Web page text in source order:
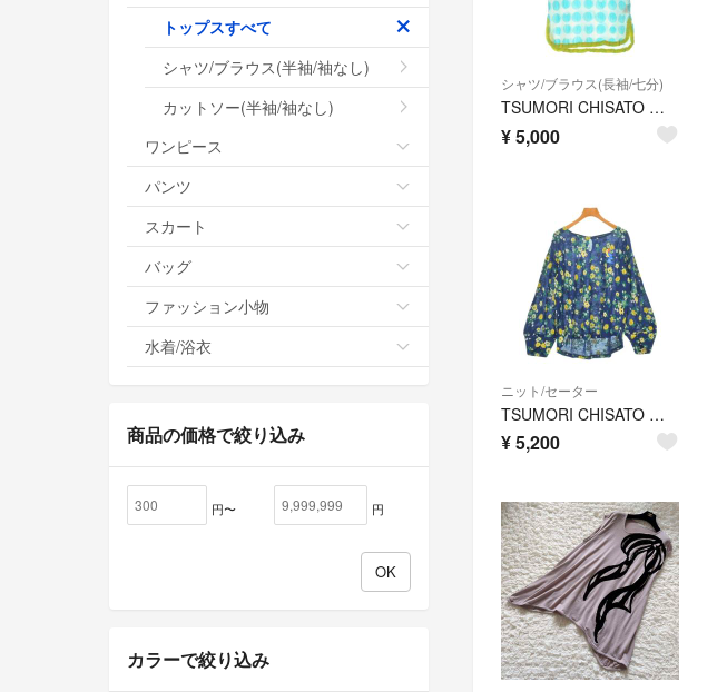
シャツ/ブラウス(長袖/七分)
TSUMORI CHISATO ツモリチサト ブラウス M 白 【古着】【中古】【送料無料】
¥5,000
ニット/セーター
TSUMORI CHISATO ツモリチサト ニット・セーター M 紺 【古着】【中古】【送料無料】
¥5,200
トップスすべて
シャツ/ブラウス(半袖/袖なし)
カットソー(半袖/袖なし)
ワンピース
パンツ
スカート
バッグ
ファッション小物
水着/浴衣
商品の価格で絞り込み
円〜 円
カラーで絞り込み